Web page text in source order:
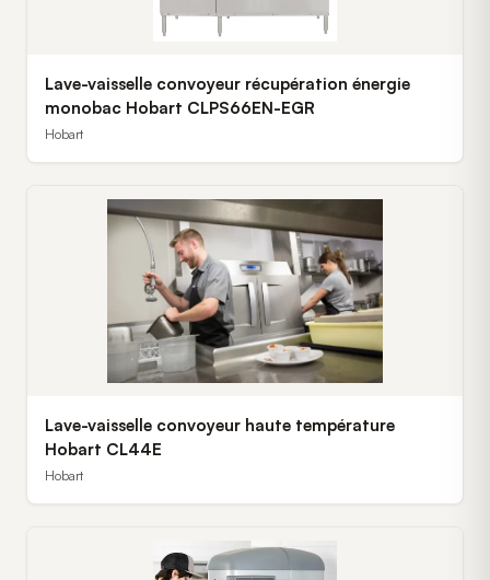
Lave-vaisselle convoyeur récupération énergie
monobac Hobart CLPS66EN-EGR
Hobart
Lave-vaisselle convoyeur haute température
Hobart CL44E
Hobart